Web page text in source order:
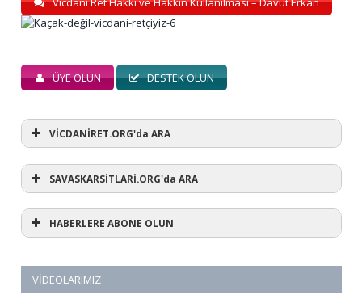
ÜYE OLUN DESTEK OLUN
VİCDANİRET.ORG'da ARA
SAVASKARSİTLARİ.ORG'da ARA
HABERLERE ABONE OLUN
VIDEOLARIMIZ